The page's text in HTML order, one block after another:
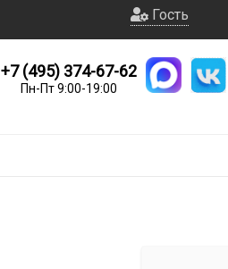
Гость
+7 (495) 374-67-62
Пн-Пт 9:00-19:00